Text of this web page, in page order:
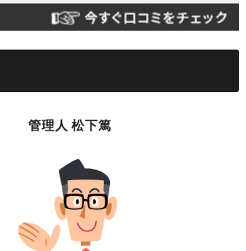
管理人 松下篤